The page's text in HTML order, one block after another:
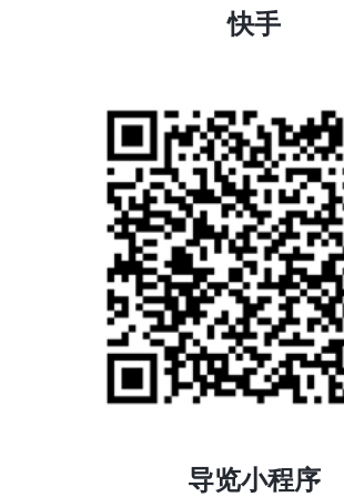
快手
导览小程序